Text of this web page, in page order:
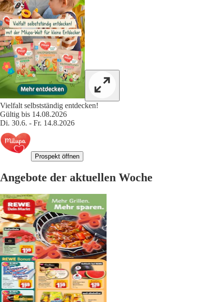
Vielfalt selbstständig entdecken!
Gültig bis 14.08.2026
Di. 30.6. - Fr. 14.8.2026
Prospekt öffnen
Angebote der aktuellen Woche